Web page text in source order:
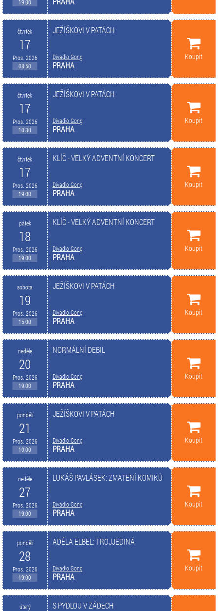
19:00
čtvrtek
17
Pros. 2026
08:50
JEŽÍŠKOVI V PATÁCH
Divadlo Gong
PRAHA
Koupit
čtvrtek
17
Pros. 2026
10:30
JEŽÍŠKOVI V PATÁCH
Divadlo Gong
PRAHA
Koupit
čtvrtek
17
Pros. 2026
19:00
KLÍČ - VELKÝ ADVENTNÍ KONCERT
Divadlo Gong
PRAHA
Koupit
pátek
18
Pros. 2026
19:00
KLÍČ - VELKÝ ADVENTNÍ KONCERT
Divadlo Gong
PRAHA
Koupit
sobota
19
Pros. 2026
15:00
JEŽÍŠKOVI V PATÁCH
Divadlo Gong
PRAHA
Koupit
neděle
20
Pros. 2026
19:00
NORMÁLNÍ DEBIL
Divadlo Gong
PRAHA
Koupit
pondělí
21
Pros. 2026
10:00
JEŽÍŠKOVI V PATÁCH
Divadlo Gong
PRAHA
Koupit
neděle
27
Pros. 2026
19:00
LUKÁŠ PAVLÁSEK: ZMATENÍ KOMIKŮ
Divadlo Gong
PRAHA
Koupit
pondělí
28
Pros. 2026
19:00
ADÉLA ELBEL: TROJJEDINÁ
Divadlo Gong
PRAHA
Koupit
úterý S PYDLOU V ZÁDECH